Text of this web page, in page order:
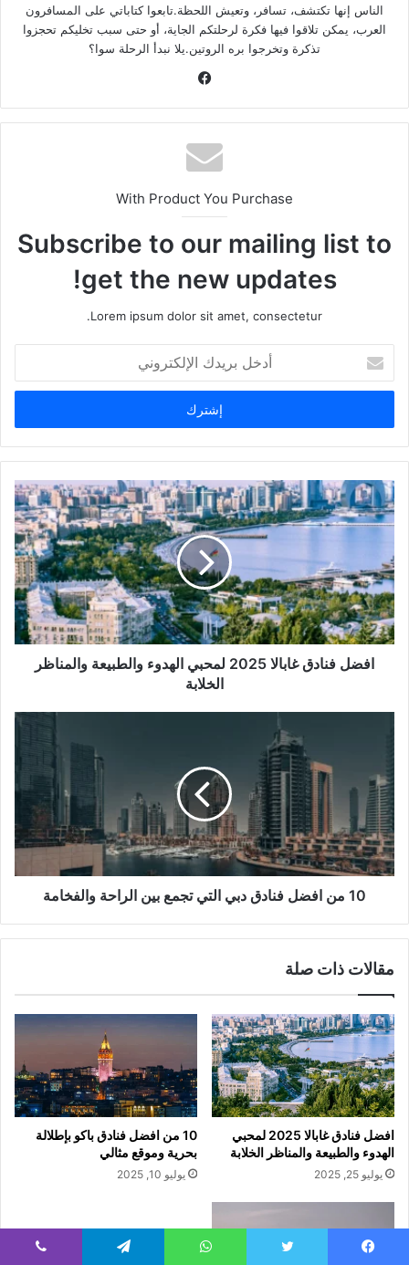
الناس إنها تكتشف، تسافر، وتعيش اللحظة.تابعوا كتاباتي على المسافرون
العرب، يمكن تلاقوا فيها فكرة لرحلتكم الجاية، أو حتى سبب تخليكم تحجزوا
تذكرة وتخرجوا بره الروتين.يلا نبدأ الرحلة سوا؟
With Product You Purchase
Subscribe to our mailing list to
get the new updates!
Lorem ipsum dolor sit amet, consectetur.
بريدك
الإلكتروني
افضل فنادق غابالا 2025 لمحبي الهدوء والطبيعة والمناظر
الخلابة
10 من افضل فنادق دبي التي تجمع بين الراحة والفخامة
مقالات ذات صلة
افضل فنادق غابالا 2025 لمحبي
الهدوء والطبيعة والمناظر الخلابة
يوليو 25, 2025
10 من افضل فنادق باكو بإطلالة
بحرية وموقع مثالي
يوليو 10, 2025